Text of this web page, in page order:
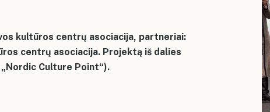
kultūros centrų asociacija, partneriai:
centrų asociacija. Projektą iš dalies
Culture Point“).